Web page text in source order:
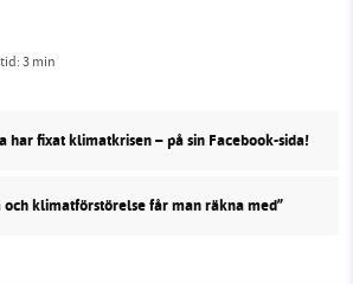
3 min
har fixat klimatkrisen – på sin Facebook-sida!
och klimatförstörelse får man räkna med”